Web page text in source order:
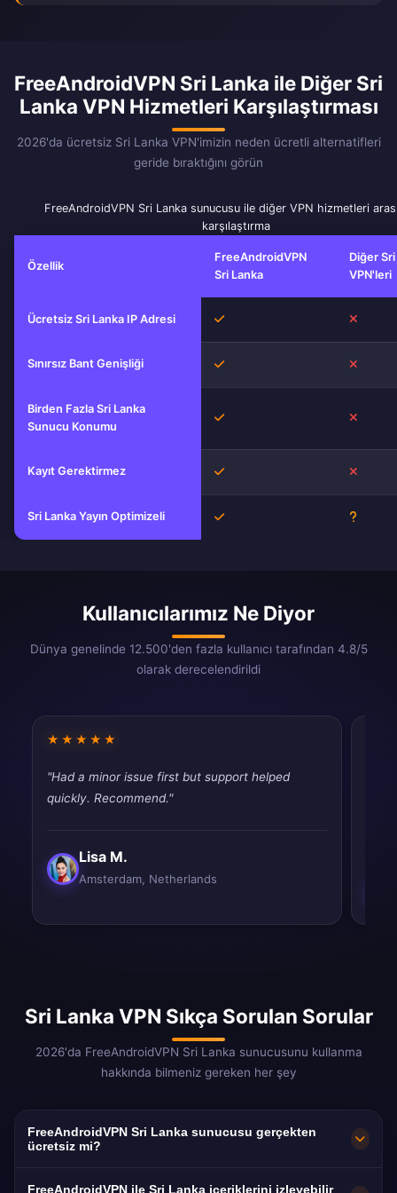
FreeAndroidVPN Sri Lanka ile Diğer Sri
Lanka VPN Hizmetleri Karşılaştırması
2026'da ücretsiz Sri Lanka VPN'imizin neden ücretli alternatifleri
geride bıraktığını görün
FreeAndroidVPN Sri Lanka sunucusu ile diğer VPN hizmetleri
karşılaştırma
Özellik
FreeAndroidVPN
Sri Lanka
Diğer
VPN'leri
Ücretsiz Sri Lanka IP Adresi Evet
Sınırsız Bant Genişliği Evet
Birden Fazla Sri Lanka
Sunucu Konumu
Evet
Kayıt Gerektirmez Evet
Sri Lanka Yayın Optimizeli Evet
Kullanıcılarımız Ne Diyor
Dünya genelinde 12.500'den fazla kullanıcı tarafından 4.8/5
olarak derecelendirildi
★★★★★
"Had a minor issue first but support helped
quickly. Recommend."
Lisa M.
Amsterdam, Netherlands
Sri Lanka VPN Sıkça Sorulan Sorular
2026'da FreeAndroidVPN Sri Lanka sunucusunu kullanma
hakkında bilmeniz gereken her şey
FreeAndroidVPN Sri Lanka sunucusu gerçekten
ücretsiz mi?
FreeAndroidVPN ile Sri Lanka içeriklerini izleyebilir